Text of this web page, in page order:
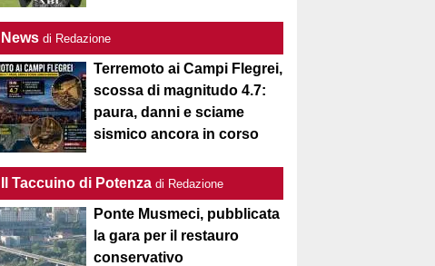
News di Redazione
Terremoto ai Campi Flegrei,
scossa di magnitudo 4.7:
paura, danni e sciame
sismico ancora in corso
Il Taccuino di Potenza di Redazione
Ponte Musmeci, pubblicata
la gara per il restauro
conservativo